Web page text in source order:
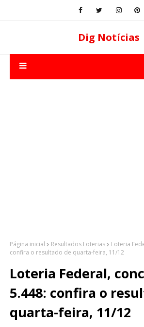
Dig Notícias
Página inicial Resultados Loterias
Loteria
confira o resultado de quarta-feira, 11/12
Loteria Federal,
5.448: confira o
quarta-feira, 11/12